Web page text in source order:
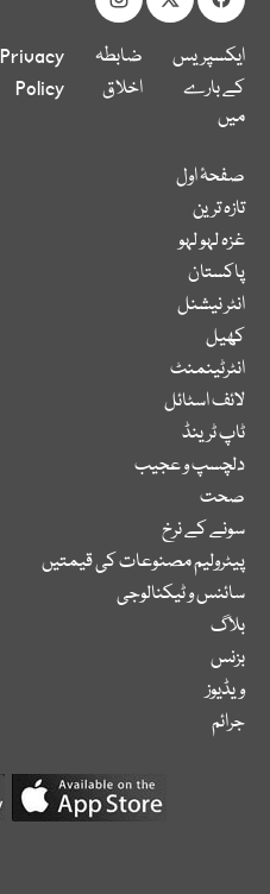
ایکسپریس
کے بارے
میں
ضابطہ
اخلاق
Privacy
Policy
صفحۂ اول
تازہ ترین
غزہ لہو لہو
پاکستان
انٹر نیشنل
کھیل
انٹرٹینمنٹ
لائف اسٹائل
ٹاپ ٹرینڈ
دلچسپ و عجیب
صحت
سونے کے نرخ
پیٹرولیم مصنوعات کی قیمتیں
سائنس و ٹیکنالوجی
بلاگ
بزنس
ویڈیوز
جرائم